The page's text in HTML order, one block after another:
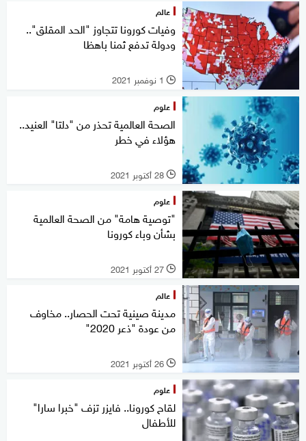
عالم
وفيات كورونا تتجاوز "الحد المقلق"..
ودولة تدفع ثمنا باهظا
l 1 نوفمبر 2021
علوم
الصحة العالمية تحذر من "دلتا" العنيد..
هؤلاء في خطر
l 28 أكتوبر 2021
علوم
"توصية هامة" من الصحة العالمية
بشأن وباء كورونا
l 27 أكتوبر 2021
عالم
مدينة صينية تحت الحصار.. مخاوف
من عودة "ذعر 2020"
l 26 أكتوبر 2021
علوم
لقاح كورونا.. فايزر تزف "خبرا سارا"
للأطفال